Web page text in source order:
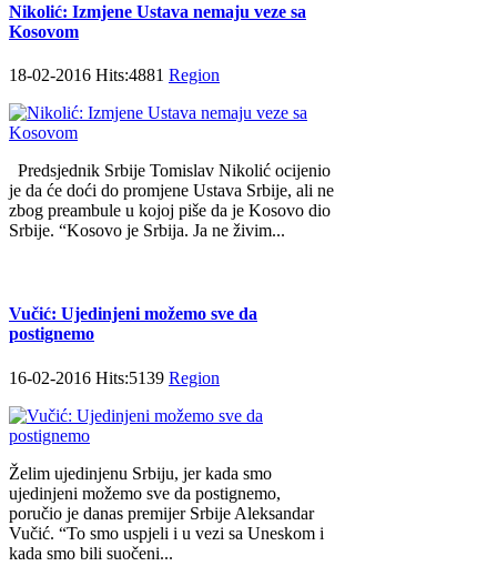
Nikolić: Izmjene Ustava nemaju veze sa
Kosovom
18-02-2016 Hits:4881 Region
Predsjednik Srbije Tomislav Nikolić ocijenio
je da će doći do promjene Ustava Srbije, ali ne
zbog preambule u kojoj piše da je Kosovo dio
Srbije. “Kosovo je Srbija. Ja ne živim...
Vučić: Ujedinjeni možemo sve da
postignemo
16-02-2016 Hits:5139 Region
Želim ujedinjenu Srbiju, jer kada smo
ujedinjeni možemo sve da postignemo,
poručio je danas premijer Srbije Aleksandar
Vučić. “To smo uspjeli i u vezi sa Uneskom i
kada smo bili suočeni...